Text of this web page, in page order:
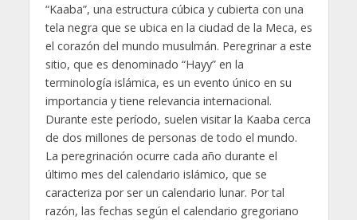
“Kaaba”, una estructura cúbica y cubierta con una
tela negra que se ubica en la ciudad de la Meca, es
el corazón del mundo musulmán. Peregrinar a este
sitio, que es denominado “Hayy” en la
terminología islámica, es un evento único en su
importancia y tiene relevancia internacional.
Durante este período, suelen visitar la Kaaba cerca
de dos millones de personas de todo el mundo.
La peregrinación ocurre cada año durante el
último mes del calendario islámico, que se
caracteriza por ser un calendario lunar. Por tal
razón, las fechas según el calendario gregoriano